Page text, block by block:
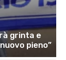
grinta e
pieno”